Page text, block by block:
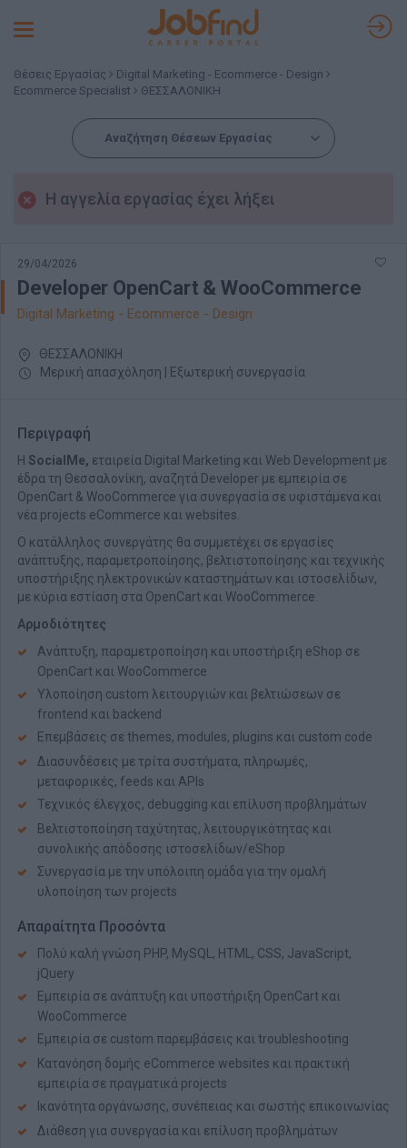
Toggle
Θέσεις Εργασίας
Digital Marketing - Ecommerce - Design
Ecommerce Specialist
ΘΕΣΣΑΛΟΝΙΚΗ
Αναζήτηση Θέσεων Εργασίας
Η αγγελία εργασίας έχει λήξει
29/04/2026
Developer OpenCart & WooCommerce
Digital Marketing - Ecommerce - Design
ΘΕΣΣΑΛΟΝΙΚΗ
Μερική απασχόληση | Εξωτερική συνεργασία
Περιγραφή
Η SocialMe, εταιρεία Digital Marketing και Web Development με
έδρα τη Θεσσαλονίκη, αναζητά Developer με εμπειρία σε
OpenCart & WooCommerce για συνεργασία σε υφιστάμενα και
νέα projects eCommerce και websites.
Ο κατάλληλος συνεργάτης θα συμμετέχει σε εργασίες
ανάπτυξης, παραμετροποίησης, βελτιστοποίησης και τεχνικής
υποστήριξης ηλεκτρονικών καταστημάτων και ιστοσελίδων,
με κύρια εστίαση στα OpenCart και WooCommerce.
Αρμοδιότητες
Ανάπτυξη, παραμετροποίηση και υποστήριξη eShop σε
OpenCart και WooCommerce
Υλοποίηση custom λειτουργιών και βελτιώσεων σε
frontend και backend
Επεμβάσεις σε themes, modules, plugins και custom code
Διασυνδέσεις με τρίτα συστήματα, πληρωμές,
μεταφορικές, feeds και APIs
Τεχνικός έλεγχος, debugging και επίλυση προβλημάτων
Βελτιστοποίηση ταχύτητας, λειτουργικότητας και
συνολικής απόδοσης ιστοσελίδων/eShop
Συνεργασία με την υπόλοιπη ομάδα για την ομαλή
υλοποίηση των projects
Απαραίτητα Προσόντα
Πολύ καλή γνώση PHP, MySQL, HTML, CSS, JavaScript,
jQuery
Εμπειρία σε ανάπτυξη και υποστήριξη OpenCart και
WooCommerce
Εμπειρία σε custom παρεμβάσεις και troubleshooting
Κατανόηση δομής eCommerce websites και πρακτική
εμπειρία σε πραγματικά projects
Ικανότητα οργάνωσης, συνέπειας και σωστής επικοινωνίας
Διάθεση για συνεργασία και επίλυση προβλημάτων